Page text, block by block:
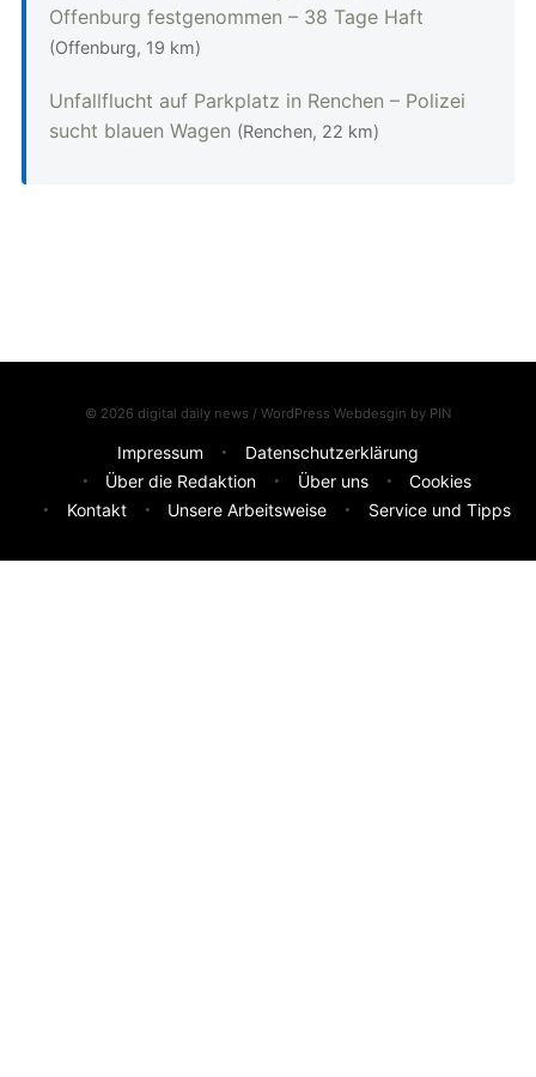
Offenburg festgenommen – 38 Tage Haft
(Offenburg, 19 km)
Unfallflucht auf Parkplatz in Renchen – Polizei
sucht blauen Wagen (Renchen, 22 km)
© 2026 digital daily news / WordPress Webdesgin by PIN
Impressum
Datenschutzerklärung
Über die Redaktion
Über uns
Cookies
Kontakt
Unsere Arbeitsweise Service und Tipps